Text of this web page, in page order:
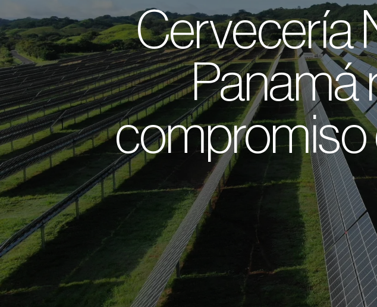
Cervecería
Panamá
compromiso